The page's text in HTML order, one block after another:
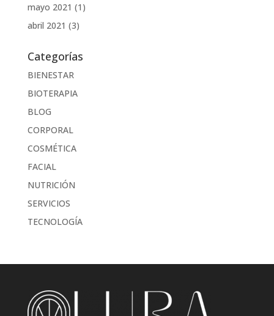
mayo 2021 (1)
abril 2021 (3)
Categorías
BIENESTAR
BIOTERAPIA
BLOG
CORPORAL
COSMÉTICA
FACIAL
NUTRICIÓN
SERVICIOS
TECNOLOGÍA